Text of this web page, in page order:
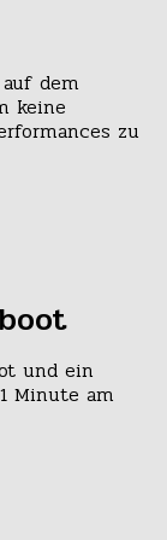
dem
keine
zu
und ein
Minute am